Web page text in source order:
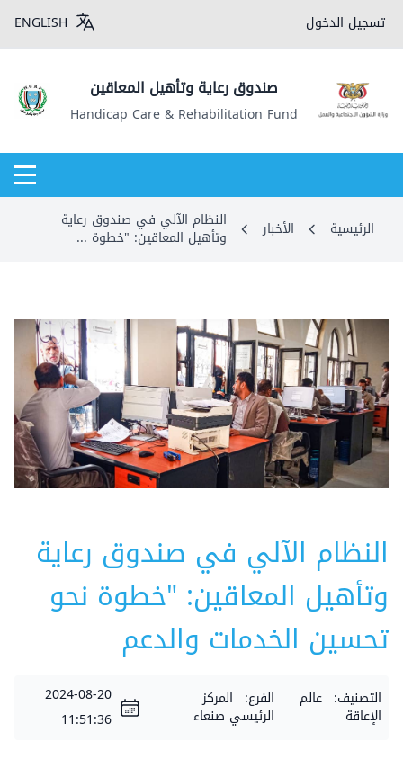
تسجيل الدخول ENGLISH
صندوق رعاية وتأهيل المعاقين
Handicap Care & Rehabilitation Fund
الرئيسية الأخبار ⁠⁠⁠⁠النظام الآلي في صندوق رعاية
وتأهيل المعاقين: "خطوة ...
⁠⁠⁠⁠النظام الآلي في صندوق رعاية
وتأهيل المعاقين: "خطوة نحو
تحسين الخدمات والدعم
التصنيف: عالم
الإعاقة
الفرع: المركز
الرئيسي صنعاء
2024-08-20
11:51:36